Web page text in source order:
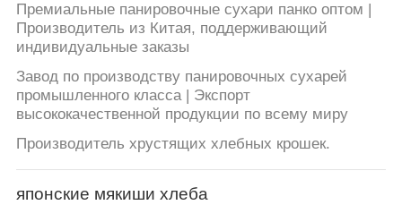
ЭКСКУРСИЯ
ПО
ЗАВОДУ
КОНТРОЛЬ
КАЧЕСТВА
Премиальные панировочные сухари панко оптом |
Производитель из Китая, поддерживающий
индивидуальные заказы
Завод по производству панировочных сухарей
промышленного класса | Экспорт
высококачественной продукции по всему миру
Производитель хрустящих хлебных крошек.
японские мякиши хлеба